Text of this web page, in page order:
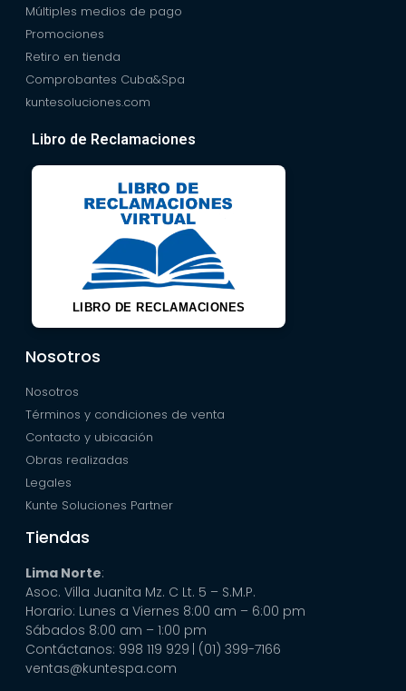
Múltiples medios de pago
Promociones
Retiro en tienda
Comprobantes Cuba&Spa
kuntesoluciones.com
Libro de Reclamaciones
LIBRO DE RECLAMACIONES
Nosotros
Nosotros
Términos y condiciones de venta
Contacto y ubicación
Obras realizadas
Legales
Kunte Soluciones Partner
Tiendas
Lima Norte:
Asoc. Villa Juanita Mz. C Lt. 5 – S.M.P.
Horario: Lunes a Viernes 8:00 am – 6:00 pm
Sábados 8:00 am – 1:00 pm
Contáctanos: 998 119 929 | (01) 399-7166
ventas@kuntespa.com